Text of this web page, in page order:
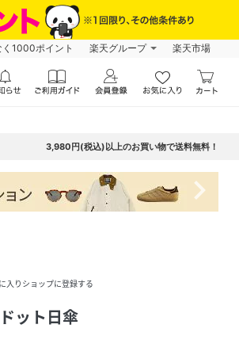
1000ポイント 楽天グループ 楽天市場
3,980円(税込)以上のお買い物で送料無料！
navigate_next
入りショップに登録する
ット日傘